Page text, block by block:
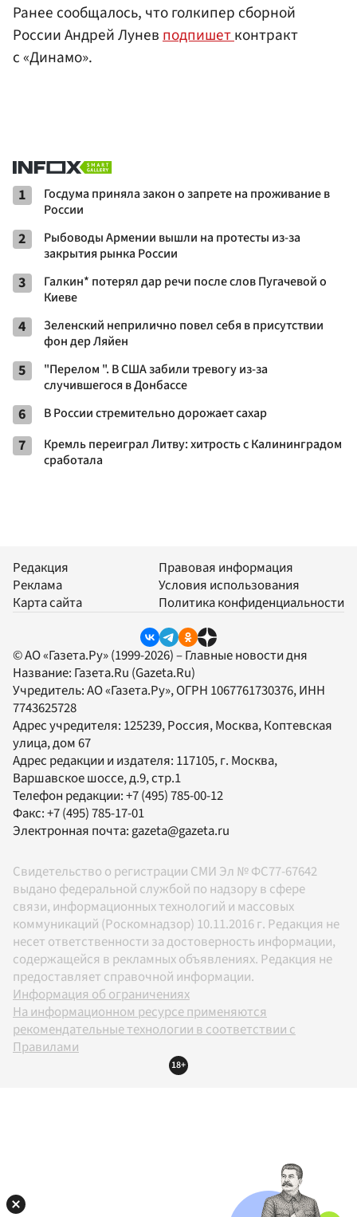
Ранее сообщалось, что голкипер сборной
России Андрей Луневподпишетконтракт
с «Динамо».
1
Госдума приняла закон о запрете на проживание в
России
2
Рыбоводы Армении вышли на протесты из-за
закрытия рынка России
3
Галкин* потерял дар речи после слов Пугачевой о
Киеве
4
Зеленский неприлично повел cебя в присутствии
фон дер Ляйен
5
"Перелом ". В США забили тревогу из-за
случившегося в Донбассе
6 В России стремительно дорожает сахар
7
Кремль переиграл Литву: хитрость с Калининградом
сработала
Редакция
Реклама
Карта сайта
Правовая информация
Условия использования
Политика конфиденциальности
© АО «Газета.Ру» (1999-2026) – Главные новости дня
Название: Газета.Ru (Gazeta.Ru)
Учредитель:АО «Газета.Ру», ОГРН 1067761730376, ИНН
7743625728
Адрес учредителя: 125239, Россия, Москва, Коптевская
улица, дом 67
Адрес редакции и издателя: 117105, г. Москва,
Варшавское шоссе, д.9, стр.1
Телефон редакции:+7 (495) 785-00-12
Факс:+7 (495) 785-17-01
Электронная почта:gazeta@gazeta.ru
Свидетельство о регистрации СМИ Эл № ФС77-67642
выдано федеральной службой по надзору в сфере
связи, информационных технологий и массовых
коммуникаций (Роскомнадзор) 10.11.2016 г. Редакция не
несет ответственности за достоверность информации,
содержащейся в рекламных объявлениях. Редакция не
предоставляет справочной информации.
Информация об ограничениях
На информационном ресурсе применяются
рекомендательные технологии в соответствии с
Правилами
18+